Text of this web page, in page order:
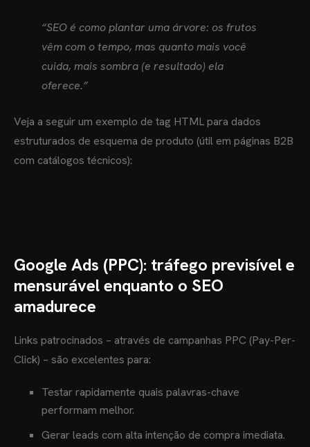
“SEO é como plantar uma árvore: os frutos
vêm com o tempo, mas quanto mais você
cuida, mais sombra (e resultado) ela
oferece.”
Veja a seguir um exemplo de tag HTML para dados
estruturados de esquema de produto (útil em páginas B2B
com catálogos técnicos):
Google Ads (PPC): tráfego previsível e
mensurável enquanto o SEO
amadurece
Links patrocinados – através de campanhas PPC (Pay-Per-
Click) – são excelentes para:
Testar rapidamente quais palavras-chave
performam melhor.
Gerar leads com alta intenção de compra imediata.